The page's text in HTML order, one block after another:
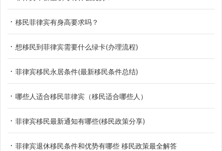
移民菲律宾有身高要求吗？
想移民到菲律宾需要什么绿卡(办理流程)
菲律宾移民永居条件(最新移民条件总结)
哪些人适合移民菲律宾（移民适合哪些人）
菲律宾移民最新通知有哪些(移民政策分享)
菲律宾退休移民条件和优势有哪些 移民政策最全解答